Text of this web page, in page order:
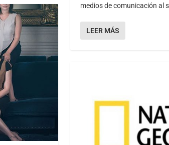
medios de comunicación al
LEER MÁS